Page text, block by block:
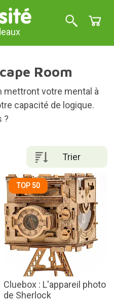
Room
mettront votre mental à
capacité de logique.
?
Trier
TOP 50
Cluebox : L'appareil photo
de Sherlock